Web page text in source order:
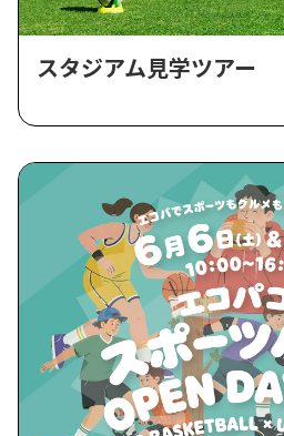
スタジアム見学ツアー